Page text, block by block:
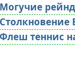
Могучие
Флеш теннис